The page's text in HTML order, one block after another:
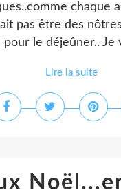
chaque
pas être des
le déjeûner.. Je
Lire la suite